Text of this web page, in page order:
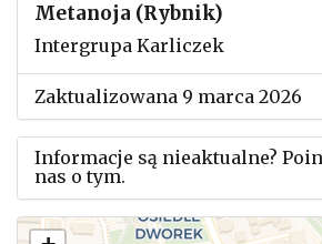
Metanoja (Rybnik)
Intergrupa Karliczek
Zaktualizowana 9 marca 2026
Informacje są nieaktualne?
nas o tym.
Użyj tego formularza aby